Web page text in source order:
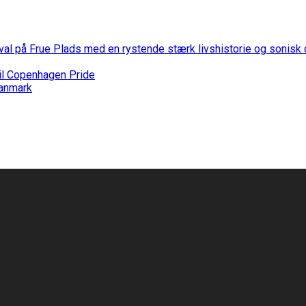
på Frue Plads med en rystende stærk livshistorie og sonisk
Copenhagen Pride